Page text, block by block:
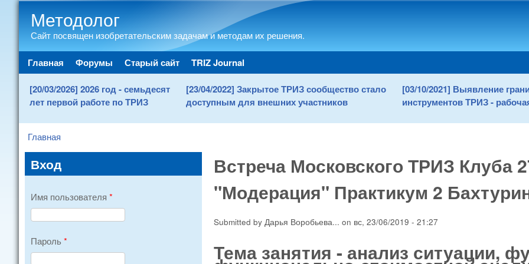
Методолог
Сайт посвящен изобретательским задачам и методам их решения.
Main menu
Главная Форумы Старый сайт TRIZ Journal
[20/03/2026] 2026 год - семьдесят
лет первой работе по ТРИЗ
[23/04/2022] Закрытое ТРИЗ сообщество стало
доступным для внешних участников
[03/10/2021] Выявление
инструментов ТРИЗ -
You are here
Главная
Встреча Московского ТРИЗ Клуба
"Модерация" Практикум 2
Submitted by Дарья Воробьева... on вс, 23/06/2019 - 21:27
Тема занятия - анализ ситуации,
Вход
Имя пользователя *
Пароль *